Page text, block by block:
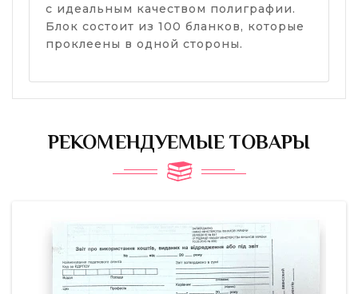
с идеальным качеством полиграфии.
Блок состоит из 100 бланков, которые
проклеены в одной стороны.
РЕКОМЕНДУЕМЫЕ ТОВАРЫ